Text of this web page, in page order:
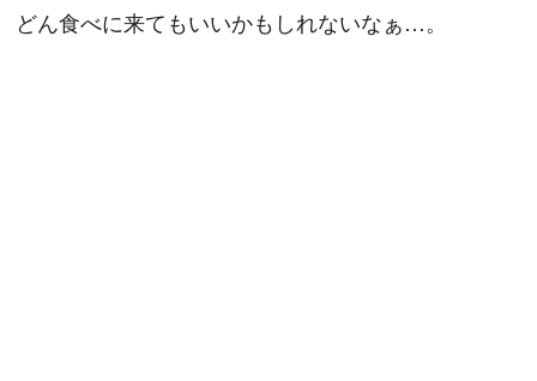
どん食べに来てもいいかもしれないなぁ…。